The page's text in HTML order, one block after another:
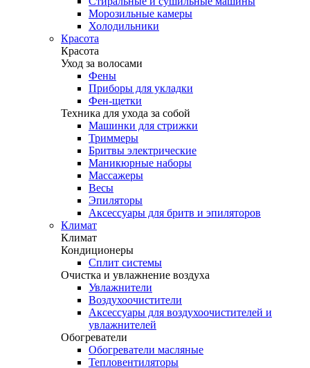
Морозильные камеры
Холодильники
Красота
Красота
Уход за волосами
Фены
Приборы для укладки
Фен-щетки
Техника для ухода за собой
Машинки для стрижки
Триммеры
Бритвы электрические
Маникюрные наборы
Массажеры
Весы
Эпиляторы
Аксессуары для бритв и эпиляторов
Климат
Климат
Кондиционеры
Сплит системы
Очистка и увлажнение воздуха
Увлажнители
Воздухоочистители
Аксессуары для воздухоочистителей и
увлажнителей
Обогреватели
Обогреватели масляные
Тепловентиляторы